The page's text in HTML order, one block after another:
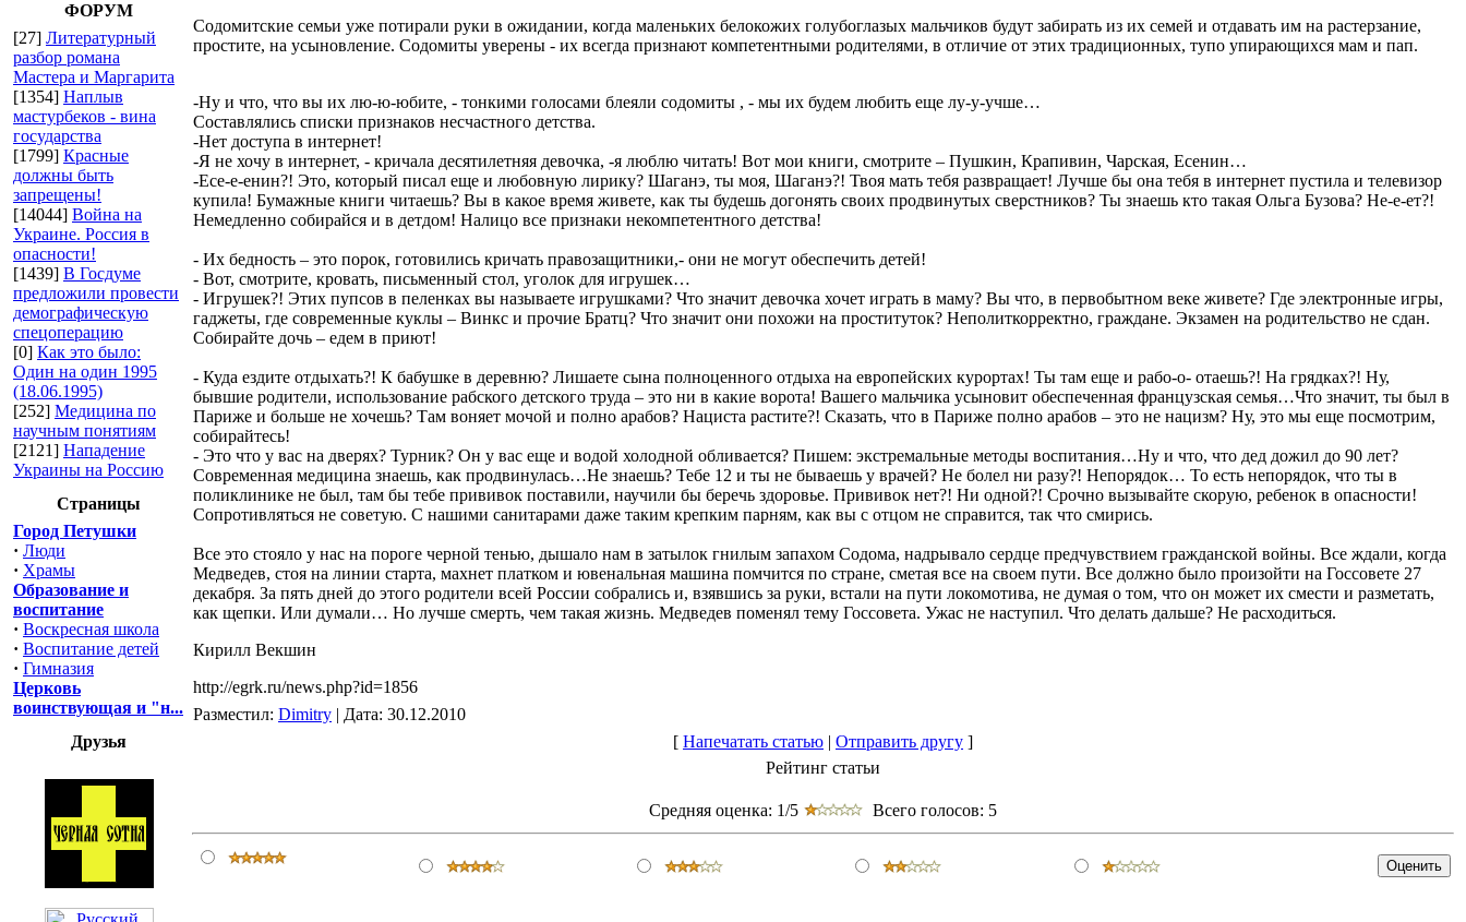
ФОРУМ
[27] Литературный
разбор романа
Мастера и Маргарита
[1354] Наплыв
мастурбеков - вина
государства
[1799] Красные
должны быть
запрещены!
[14044] Война на
Украине. Россия в
опасности!
[1439] В Госдуме
предложили провести
демографическую
спецоперацию
[0] Как это было:
Один на один 1995
(18.06.1995)
[252] Медицина по
научным понятиям
[2121] Нападение
Украины на Россию
Страницы
Город Петушки
· Люди
· Храмы
Образование и
воспитание
· Воскресная школа
· Воспитание детей
· Гимназия
Церковь
воинствующая и "н...
Друзья
Содомитские семьи уже потирали руки в ожидании, когда маленьких белокожих голубоглазых мальчиков будут забирать из их семей и отдавать им на растерзание,
простите, на усыновление. Содомиты уверены - их всегда признают компетентными родителями, в отличие от этих традиционных, тупо упирающихся мам и пап.
-Ну и что, что вы их лю-ю-юбите, - тонкими голосами блеяли содомиты , - мы их будем любить еще лу-у-учше…
Составлялись списки признаков несчастного детства.
-Нет доступа в интернет!
-Я не хочу в интернет, - кричала десятилетняя девочка, -я люблю читать! Вот мои книги, смотрите – Пушкин, Крапивин, Чарская, Есенин…
-Есе-е-енин?! Это, который писал еще и любовную лирику? Шаганэ, ты моя, Шаганэ?! Твоя мать тебя развращает! Лучше бы она тебя в интернет пустила и телевизор
купила! Бумажные книги читаешь? Вы в какое время живете, как ты будешь догонять своих продвинутых сверстников? Ты знаешь кто такая Ольга Бузова? Не-е-ет?!
Немедленно собирайся и в детдом! Налицо все признаки некомпетентного детства!
- Их бедность – это порок, готовились кричать правозащитники,- они не могут обеспечить детей!
- Вот, смотрите, кровать, письменный стол, уголок для игрушек…
- Игрушек?! Этих пупсов в пеленках вы называете игрушками? Что значит девочка хочет играть в маму? Вы что, в первобытном веке живете? Где электронные игры,
гаджеты, где современные куклы – Винкс и прочие Братц? Что значит они похожи на проституток? Неполиткорректно, граждане. Экзамен на родительство не сдан.
Собирайте дочь – едем в приют!
- Куда ездите отдыхать?! К бабушке в деревню? Лишаете сына полноценного отдыха на европейских курортах! Ты там еще и рабо-о- отаешь?! На грядках?! Ну,
бывшие родители, использование рабского детского труда – это ни в какие ворота! Вашего мальчика усыновит обеспеченная французская семья…Что значит, ты был в
Париже и больше не хочешь? Там воняет мочой и полно арабов? Нациста растите?! Сказать, что в Париже полно арабов – это не нацизм? Ну, это мы еще посмотрим,
собирайтесь!
- Это что у вас на дверях? Турник? Он у вас еще и водой холодной обливается? Пишем: экстремальные методы воспитания…Ну и что, что дед дожил до 90 лет?
Современная медицина знаешь, как продвинулась…Не знаешь? Тебе 12 и ты не бываешь у врачей? Не болел ни разу?! Непорядок… То есть непорядок, что ты в
поликлинике не был, там бы тебе прививок поставили, научили бы беречь здоровье. Прививок нет?! Ни одной?! Срочно вызывайте скорую, ребенок в опасности!
Сопротивляться не советую. С нашими санитарами даже таким крепким парням, как вы с отцом не справится, так что смирись.
Все это стояло у нас на пороге черной тенью, дышало нам в затылок гнилым запахом Содома, надрывало сердце предчувствием гражданской войны. Все ждали, когда
Медведев, стоя на линии старта, махнет платком и ювенальная машина помчится по стране, сметая все на своем пути. Все должно было произойти на Госсовете 27
декабря. За пять дней до этого родители всей России собрались и, взявшись за руки, встали на пути локомотива, не думая о том, что он может их смести и разметать,
как щепки. Или думали… Но лучше смерть, чем такая жизнь. Медведев поменял тему Госсовета. Ужас не наступил. Что делать дальше? Не расходиться.
Кирилл Векшин
http://egrk.ru/news.php?id=1856
Разместил: Dimitry | Дата: 30.12.2010
[ Напечатать статью | Отправить другу ]
Рейтинг статьи
Средняя оценка: 1/5 Всего голосов: 5